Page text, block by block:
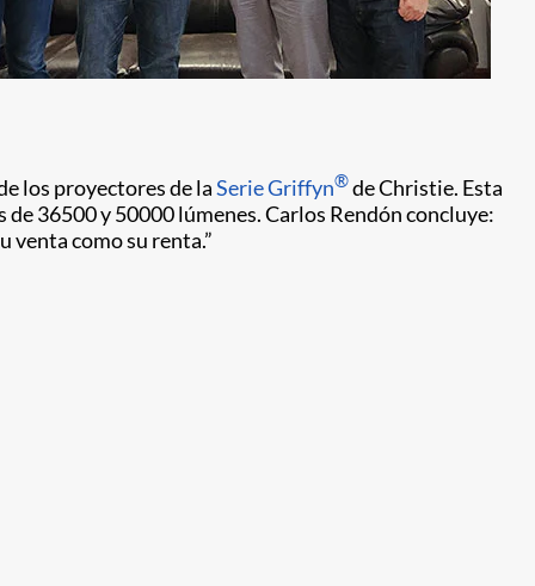
los proyectores de laSerie Griffyn®de Christie. Esta
36500 y 50000 lúmenes. Carlos Rendón concluye:
como su renta.”